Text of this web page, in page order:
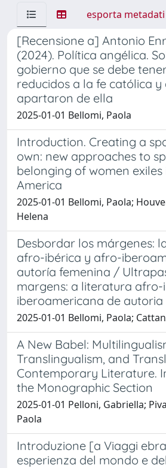
esporta metadati
[Recensione a] Antonio
(2024). Política angélica.
gobierno que se debe
reducidos a la fe católica y
apartaron de ella
2025-01-01 Bellomi, Paola
Introduction. Creating a
own: new approaches to
belonging of women exiles
America
2025-01-01 Bellomi, Paola;
Helena
Desbordar los márgenes:
afro-ibérica y afro-
autoría femenina /
margens: a literatura
iberoamericana de autoria
2025-01-01 Bellomi, Paola;
A New Babel:
Translingualism, and
Contemporary Literature.
the Monographic Section
2025-01-01 Pelloni, Gabriella;
Paola
Introduzione [a Viaggi
esperienza del mondo e